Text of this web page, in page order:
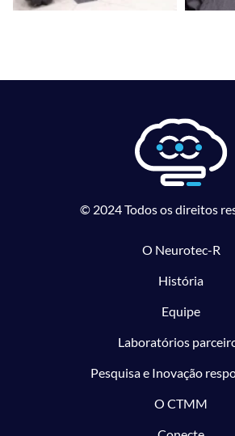
© 2024 Todos os direitos
O Neurotec-R
História
Equipe
Laboratórios
Pesquisa e Inovação
O CTMM